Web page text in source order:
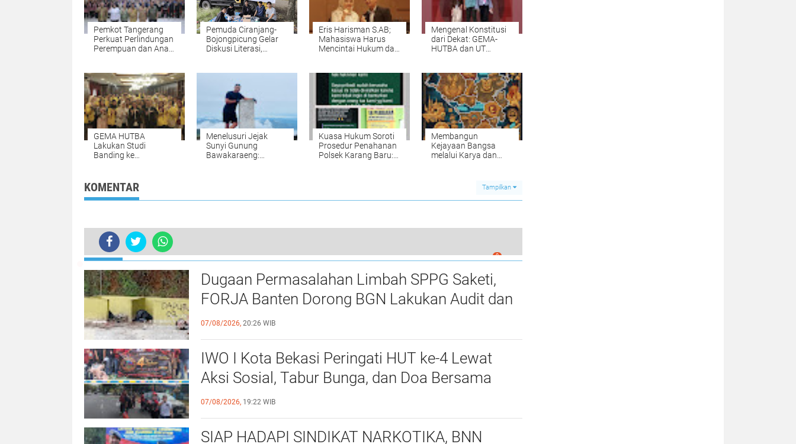
Pemkot Tangerang
Perkuat Perlindungan
Perempuan dan Anak
PPA
Pemuda Ciranjang-
Bojongpicung Gelar
Diskusi Literasi,
Eris Harisman S.AB;
Mahasiswa Harus
Mencintai Hukum dan
Sebagai Warga
Negara
Mengenal Konstitusi
dari Dekat: GEMA-
HUTBA dan UT
Mahkamah Konstitusi
GEMA HUTBA
Lakukan Studi
Banding ke
Encep Ridwan
Edukasi "Moment
Dimana Bisa
‎Menelusuri Jejak
Sunyi Gunung
Bawakaraeng:
Selatan‎
Kuasa Hukum Soroti
Prosedur Penahanan
Polsek Karang Baru:
Membangun
Kejayaan Bangsa
melalui Karya dan
KOMENTAR Tampilkan
Hasil Pengembangan, Polres Lamtim Tangkap Pelaku Curanmor Di Jabung
0
TERKINI
Dugaan Permasalahan Limbah SPPG Saketi,
FORJA Banten Dorong BGN Lakukan Audit dan
Evaluasi Korcam
07/08/2026, 20:26 WIB
IWO I Kota Bekasi Peringati HUT ke-4 Lewat
Aksi Sosial, Tabur Bunga, dan Doa Bersama
untuk Almarhum Anggota
07/08/2026, 19:22 WIB
SIAP HADAPI SINDIKAT NARKOTIKA, BNN